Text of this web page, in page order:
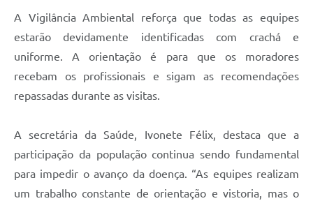
A Vigilância Ambiental reforça que todas as equipes
estarão devidamente identificadas com crachá e
uniforme. A orientação é para que os moradores
recebam os profissionais e sigam as recomendações
repassadas durante as visitas.
A secretária da Saúde, Ivonete Félix, destaca que a
participação da população continua sendo fundamental
para impedir o avanço da doença. “As equipes realizam
um trabalho constante de orientação e vistoria, mas o